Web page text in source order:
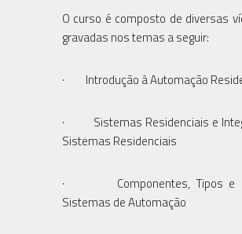
O curso é composto de diversas
gravadas nos temas a seguir:
· Introdução à Automação
· Sistemas Residenciais e
Sistemas Residenciais
· Componentes, Tipos e
Sistemas de Automação